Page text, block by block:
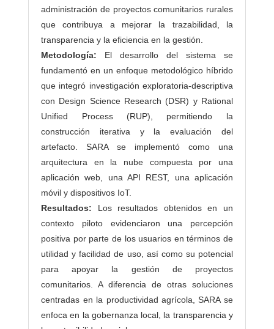
administración de proyectos comunitarios rurales
que contribuya a mejorar la trazabilidad, la
transparencia y la eficiencia en la gestión.
Metodología: El desarrollo del sistema se
fundamentó en un enfoque metodológico híbrido
que integró investigación exploratoria-descriptiva
con Design Science Research (DSR) y Rational
Unified Process (RUP), permitiendo la
construcción iterativa y la evaluación del
artefacto. SARA se implementó como una
arquitectura en la nube compuesta por una
aplicación web, una API REST, una aplicación
móvil y dispositivos IoT.
Resultados: Los resultados obtenidos en un
contexto piloto evidenciaron una percepción
positiva por parte de los usuarios en términos de
utilidad y facilidad de uso, así como su potencial
para apoyar la gestión de proyectos
comunitarios. A diferencia de otras soluciones
centradas en la productividad agrícola, SARA se
enfoca en la gobernanza local, la transparencia y